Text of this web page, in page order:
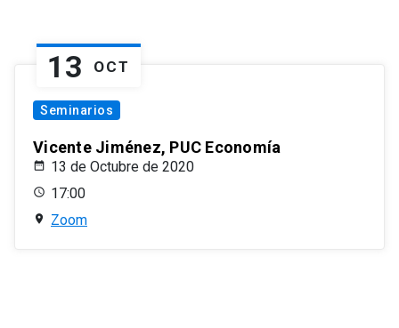
13 OCT
Seminarios
Vicente Jiménez, PUC Economía
13 de Octubre de 2020
17:00
Zoom